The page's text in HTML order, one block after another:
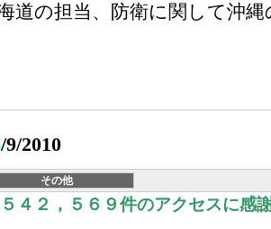
道の担当、防衛に関して沖
/9/2010
その他
５４２，５６９件のアクセスに感